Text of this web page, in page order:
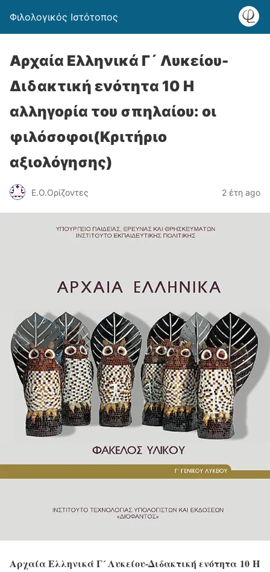
Φιλολογικός Ιστότοπος
Αρχαία Ελληνικά Γ´ Λυκείου-
Διδακτική ενότητα 10 Η
αλληγορία του σπηλαίου: οι
φιλόσοφοι(Κριτήριο
αξιολόγησης)
Ε.Ο.Ορίζοντες 2 έτη ago
Αρχαία Ελληνικά Γ´ Λυκείου-Διδακτική ενότητα 10 Η